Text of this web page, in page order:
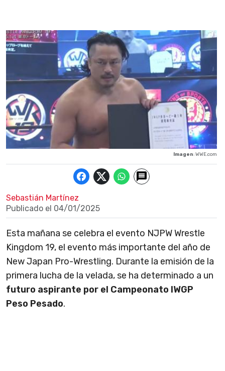
Imagen: WWE.com
Sebastián Martínez
Publicado el 04/01/2025
Esta mañana se celebra el evento NJPW Wrestle
Kingdom 19, el evento más importante del año de
New Japan Pro-Wrestling. Durante la emisión de la
primera lucha de la velada, se ha determinado a un
futuro aspirante por el Campeonato IWGP
Peso Pesado.